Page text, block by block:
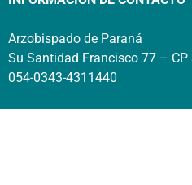
Arzobispado de Paraná
Su Santidad Francisco 77 – CP
054-0343-4311440